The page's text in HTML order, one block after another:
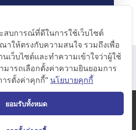
1959
สบการณ์ที่ดีในการใช้เว็บไซต์
าให้ตรงกับความสนใจ รวมถึงเพื่อ
นเว็บไซต์และทำความเข้าใจว่าผู้ใช้
ารถเลือกตั้งค่าความยินยอมการ
รตั้งค่าคุกกี้” นโยบายคุกกี้
ยอมรับทั้งหมด